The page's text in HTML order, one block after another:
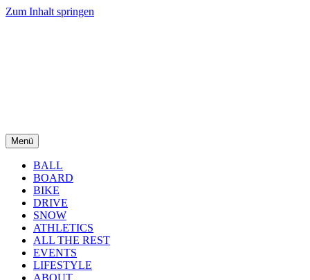
Zum Inhalt springen
Menü
BALL
BOARD
BIKE
DRIVE
SNOW
ATHLETICS
ALL THE REST
EVENTS
LIFESTYLE
ABOUT